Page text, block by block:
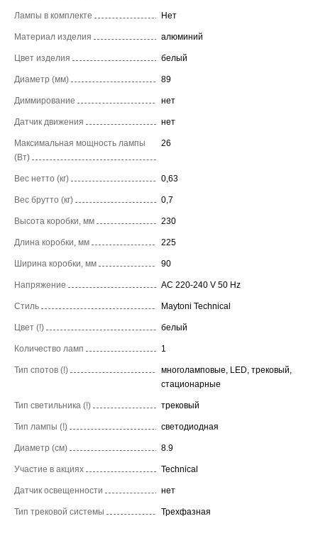
Лампы в комплекте Нет
Материал изделия алюминий
Цвет изделия белый
Диаметр (мм) 89
Диммирование нет
Датчик движения нет
Максимальная мощность лампы
(Вт)
26
Вес нетто (кг) 0,63
Вес брутто (кг) 0,7
Высота коробки, мм 230
Длина коробки, мм 225
Ширина коробки, мм 90
Напряжение AC 220-240 V 50 Hz
Стиль Maytoni Technical
Цвет (!) белый
Количество ламп 1
Тип спотов (!)
многоламповые, LED, трековый,
стационарные
Тип светильника (!) трековый
Тип лампы (!) светодиодная
Диаметр (см) 8.9
Участие в акциях Technical
Датчик освещенности нет
Тип трековой системы Трехфазная